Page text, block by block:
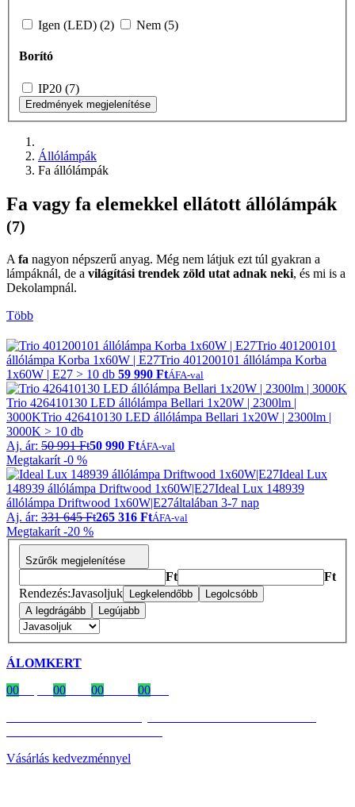
Igen (LED) (2) Nem (5)
Borító
IP20 (7)
Eredmények megjelenítése
Állólámpák
Fa állólámpák
Fa vagy fa elemekkel ellátott állólámpák
(7)
A fa nagyon népszerű anyag. Még nem látjuk ezt túl gyakran a
lámpáknál, de a világítási trendek zöld utat adnak neki, és mi is a
Dekolampnál.
Több
Trio 401200101
állólámpa Korba 1x60W | E27Trio 401200101 állólámpa Korba
1x60W | E27 > 10 db 59 990 FtÁFA-val
Trio 426410130 LED állólámpa Bellari 1x20W | 2300lm |
3000KTrio 426410130 LED állólámpa Bellari 1x20W | 2300lm |
3000K > 10 db
Aj. ár: 50 991 Ft50 990 FtÁFA-val
Megtakarít -0 %
Ideal Lux
148939 állólámpa Driftwood 1x60W|E27Ideal Lux 148939
állólámpa Driftwood 1x60W|E27általában 3-7 nap
Aj. ár: 331 645 Ft265 316 FtÁFA-val
Megtakarít -20 %
Szűrők megjelenítése
Ft
Ft
Rendezés:Javasoljuk Legkelendőbb
Legolcsóbb
A legdrágább
Legújabb
ÁLOMKERT
00
00 00 00
Vásárlás kedvezménnyel